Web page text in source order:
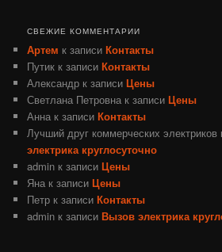
СВЕЖИЕ КОММЕНТАРИИ
Артем к записиКонтакты
Путик к записиКонтакты
Александр к записиЦены
Светлана Петровна к записиЦены
Анна к записиКонтакты
Лучший друг коммерческих электриков
электрика круглосуточно
admin к записиЦены
Яна к записиЦены
Петр к записиКонтакты
admin к записиВызов электрика